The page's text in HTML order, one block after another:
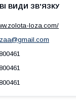
loza.com/